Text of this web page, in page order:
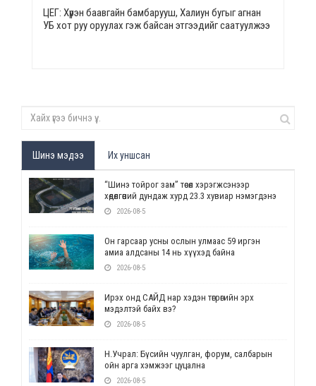
ЦЕГ: Хүрэн баавгайн бамбарууш, Халиун бугыг агнан
УБ хот руу оруулах гэж байсан этгээдийг саатуулжээ
Шинэ мэдээ Их уншсан
“Шинэ тойрог зам” төсөл хэрэгжсэнээр
хөдөлгөөний дундаж хурд 23.3 хувиар нэмэгдэнэ
2026-08-5
Он гарсаар усны ослын улмаас 59 иргэн
амиа алдсаны 14 нь хүүхэд байна
2026-08-5
Ирэх онд САЙД нар хэдэн төгрөгийн эрх
мэдэлтэй байх вэ?
2026-08-5
Н.Учрал: Бүсийн чуулган, форум, салбарын
ойн арга хэмжээг цуцална
2026-08-5